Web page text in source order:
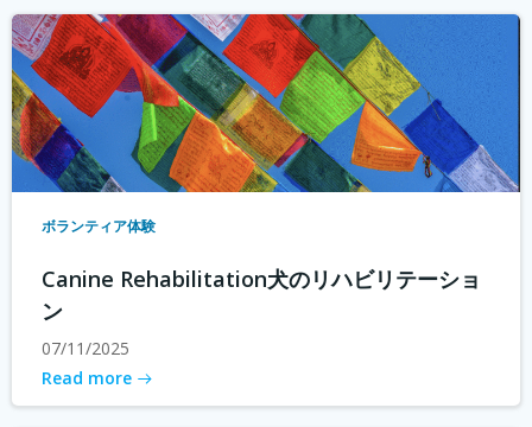
ボランティア体験
Canine Rehabilitation犬のリハビリテーショ
ン
07/11/2025
Read more